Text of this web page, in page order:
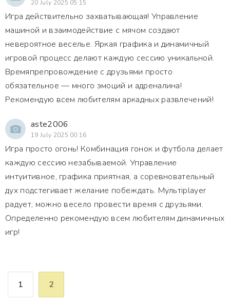
20 July 2025 05:15
Игра действительно захватывающая! Управление
машиной и взаимодействие с мячом создают
невероятное веселье. Яркая графика и динамичный
игровой процесс делают каждую сессию уникальной.
Времяпрепровождение с друзьями просто
обязательное — много эмоций и адреналина!
Рекомендую всем любителям аркадных развлечений!
aste2006
19 July 2025 00:16
Игра просто огонь! Комбинация гонок и футбола делает
каждую сессию незабываемой. Управление
интуитивное, графика приятная, а соревновательный
дух подстегивает желание побеждать. Мультiplayer
радует, можно весело провести время с друзьями.
Определенно рекомендую всем любителям динамичных
игр!
1 2